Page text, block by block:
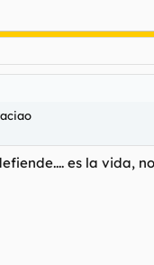
es la vida,